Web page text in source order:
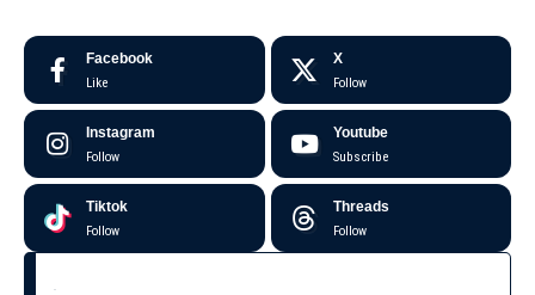
Facebook
Like
X
Follow
Instagram
Follow
Youtube
Subscribe
Tiktok
Follow
Threads
Follow